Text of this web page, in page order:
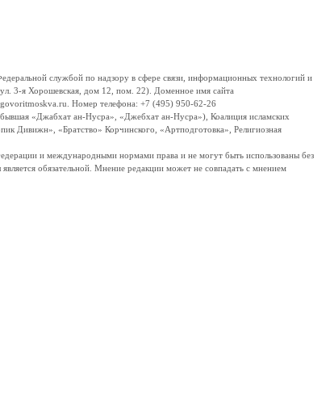
службой по надзору в сфере связи, информационных технологий и
3-я Хорошевская, дом 12, пом. 22). Доменное имя сайта
Номер телефона: +7 (495) 950-62-26
«Джабхат ан-Нусра», «Джебхат ан-Нусра»), Коалиция исламских
Дивижн», «Братство» Корчинского, «Артподготовка», Религиозная
и международными нормами права и не могут быть использованы без
обязательной. Мнение редакции может не совпадать с мнением